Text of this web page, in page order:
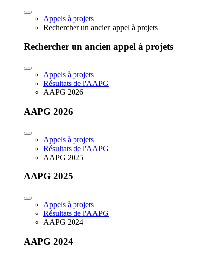
Appels à projets
Rechercher un ancien appel à projets
Rechercher un ancien appel à projets
Appels à projets
Résultats de l'AAPG
AAPG 2026
AAPG 2026
Appels à projets
Résultats de l'AAPG
AAPG 2025
AAPG 2025
Appels à projets
Résultats de l'AAPG
AAPG 2024
AAPG 2024